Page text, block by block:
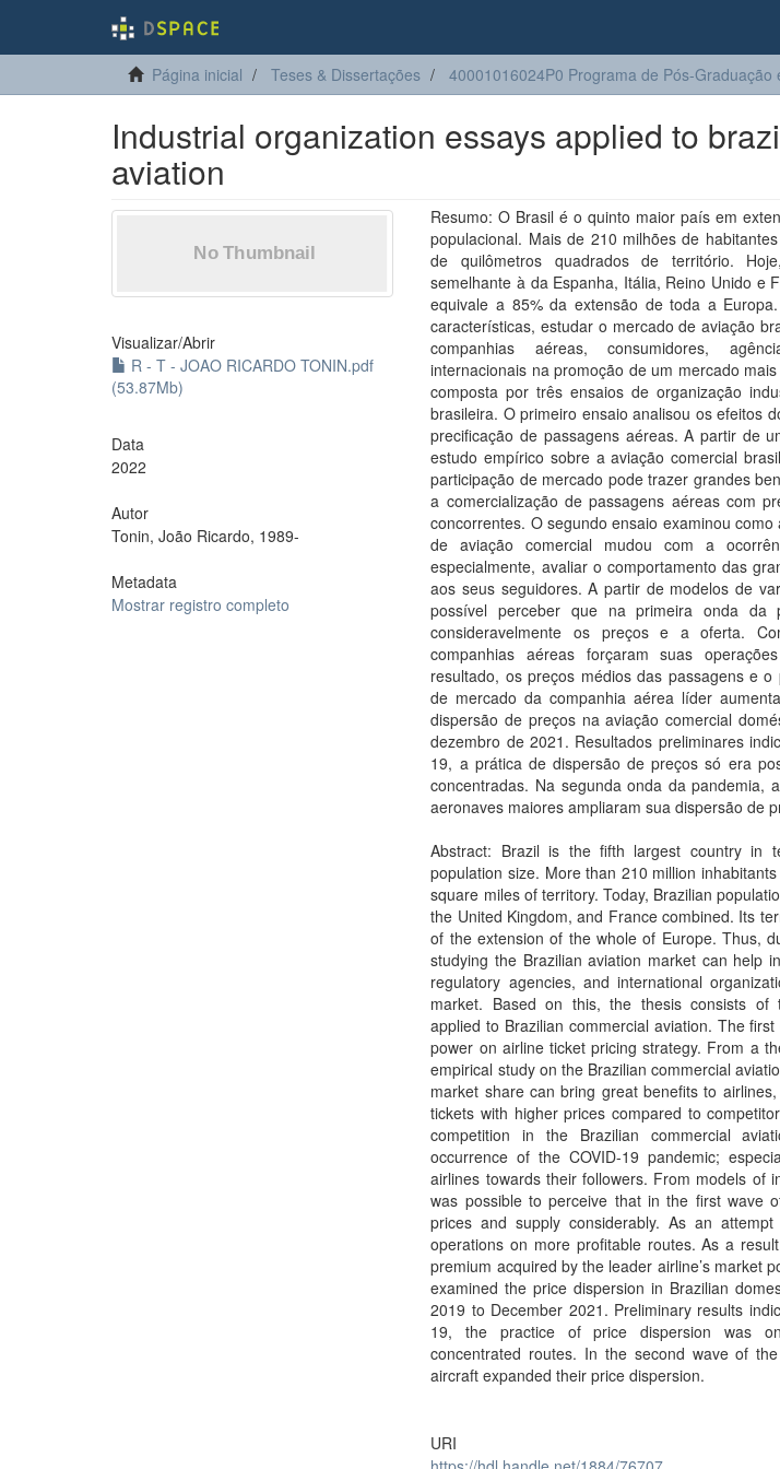
Página inicial Teses & Dissertações 40001016024P0 Programa de Pós-Graduação
Industrial organization essays applied to
aviation
Visualizar/Abrir
R - T - JOAO RICARDO TONIN.pdf
(53.87Mb)
Data
2022
Autor
Tonin, João Ricardo, 1989-
Metadata
Mostrar registro completo
Resumo: O Brasil é o quinto maior país em
populacional. Mais de 210 milhões de
de quilômetros quadrados de território.
semelhante à da Espanha, Itália, Reino Unido e
equivale a 85% da extensão de toda a
características, estudar o mercado de aviação
companhias aéreas, consumidores,
internacionais na promoção de um mercado
composta por três ensaios de organização
brasileira. O primeiro ensaio analisou os efeitos
precificação de passagens aéreas. A partir de
estudo empírico sobre a aviação comercial
participação de mercado pode trazer grandes
a comercialização de passagens aéreas com
concorrentes. O segundo ensaio examinou
de aviação comercial mudou com a
especialmente, avaliar o comportamento das
aos seus seguidores. A partir de modelos de
possível perceber que na primeira onda da
consideravelmente os preços e a oferta.
companhias aéreas forçaram suas
resultado, os preços médios das passagens e
de mercado da companhia aérea líder
dispersão de preços na aviação comercial
dezembro de 2021. Resultados preliminares
19, a prática de dispersão de preços só era
concentradas. Na segunda onda da pandemia,
aeronaves maiores ampliaram sua dispersão de
Abstract: Brazil is the fifth largest country in
population size. More than 210 million
square miles of territory. Today, Brazilian
the United Kingdom, and France combined. Its
of the extension of the whole of Europe. Thus,
studying the Brazilian aviation market can help
regulatory agencies, and international
market. Based on this, the thesis consists of
applied to Brazilian commercial aviation. The
power on airline ticket pricing strategy. From a
empirical study on the Brazilian commercial
market share can bring great benefits to
tickets with higher prices compared to
competition in the Brazilian commercial
occurrence of the COVID-19 pandemic;
airlines towards their followers. From models of
was possible to perceive that in the first wave
prices and supply considerably. As an
operations on more profitable routes. As a
premium acquired by the leader airline’s market
examined the price dispersion in Brazilian
2019 to December 2021. Preliminary results
19, the practice of price dispersion was
concentrated routes. In the second wave of
aircraft expanded their price dispersion.
URI